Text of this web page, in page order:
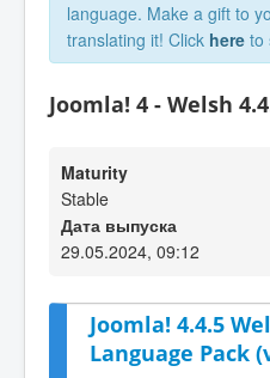
language. Make a gift to
translating it! Click here to
Joomla! 4 - Welsh
Maturity
Stable
Дата выпуска
29.05.2024, 09:12
Joomla! 4.4.5
Language Pack